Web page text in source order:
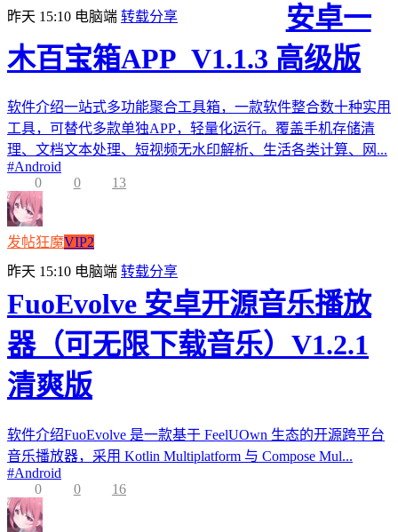
昨天 15:10 电脑端 转载分享
安卓一
木百宝箱APP_V1.1.3 高级版
软件介绍一站式多功能聚合工具箱，一款软件整合数十种实用
工具，可替代多款单独APP，轻量化运行。覆盖手机存储清
理、文档文本处理、短视频无水印解析、生活各类计算、网...
#Android
0
0 13
发帖狂魔VIP2
昨天 15:10 电脑端 转载分享
FuoEvolve 安卓开源音乐播放
器（可无限下载音乐）V1.2.1
清爽版
软件介绍FuoEvolve 是一款基于 FeelUOwn 生态的开源跨平台
音乐播放器，采用 Kotlin Multiplatform 与 Compose Mul...
#Android
0
0 16